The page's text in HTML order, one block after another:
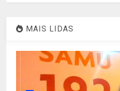
MAIS LIDAS